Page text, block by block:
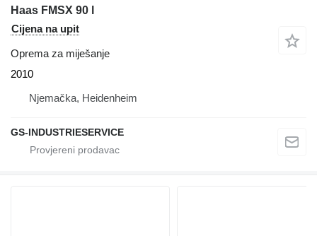
Haas FMSX 90 l
Cijena na upit
Oprema za miješanje
2010
Njemačka, Heidenheim
GS-INDUSTRIESERVICE